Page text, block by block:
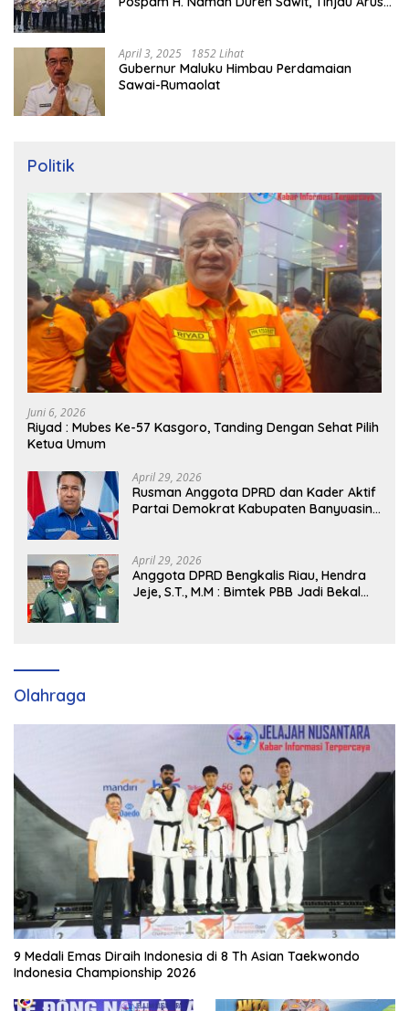
April 3, 2025 1852 Lihat
Gubernur Maluku Himbau Perdamaian
Sawai-Rumaolat
Politik
Juni 6, 2026
Riyad : Mubes Ke-57 Kasgoro, Tanding Dengan Sehat Pilih
Ketua Umum
April 29, 2026
Rusman Anggota DPRD dan Kader Aktif
Partai Demokrat Kabupaten Banyuasin
April 29, 2026
Anggota DPRD Bengkalis Riau, Hendra
Jeje, S.T., M.M : Bimtek PBB Jadi Bekal
Olahraga
9 Medali Emas Diraih Indonesia di 8 Th Asian Taekwondo
Indonesia Championship 2026